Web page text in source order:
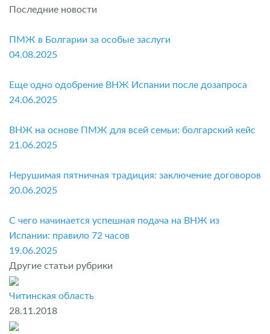
Последние новости
ПМЖ в Болгарии за особые заслуги
04.08.2025
Еще одно одобрение ВНЖ Испании после дозапроса
24.06.2025
ВНЖ на основе ПМЖ для всей семьи: болгарский кейс
21.06.2025
Нерушимая пятничная традиция: заключение договоров
20.06.2025
С чего начинается успешная подача на ВНЖ из
Испании: правило 72 часов
19.06.2025
Другие статьи рубрики
Читинская область
28.11.2018